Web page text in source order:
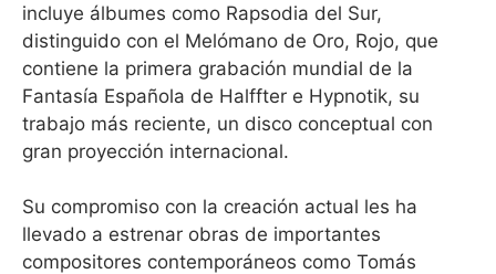
incluye álbumes como Rapsodia del Sur,
distinguido con el Melómano de Oro, Rojo, que
contiene la primera grabación mundial de la
Fantasía Española de Halffter e Hypnotik, su
trabajo más reciente, un disco conceptual con
gran proyección internacional.
Su compromiso con la creación actual les ha
llevado a estrenar obras de importantes
compositores contemporáneos como Tomás